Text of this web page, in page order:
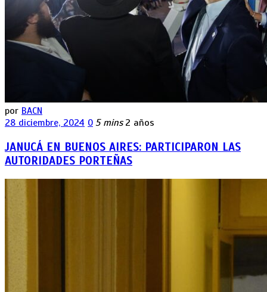
por BACN
28 diciembre, 2024 0 5 mins 2 años
JANUCÁ EN BUENOS AIRES: PARTICIPARON LAS
AUTORIDADES PORTEÑAS